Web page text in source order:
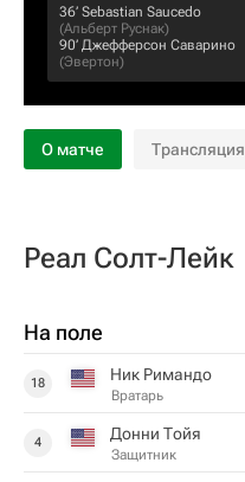
36‎’‎ Sebastian Saucedo
(Альберт Руснак)
90‎’‎ Джефферсон Саварино
(Эвертон)
О матче Трансляция
Реал Солт-Лейк
На поле
18 Ник Римандо
Вратарь
4 Донни Тойя
Защитник